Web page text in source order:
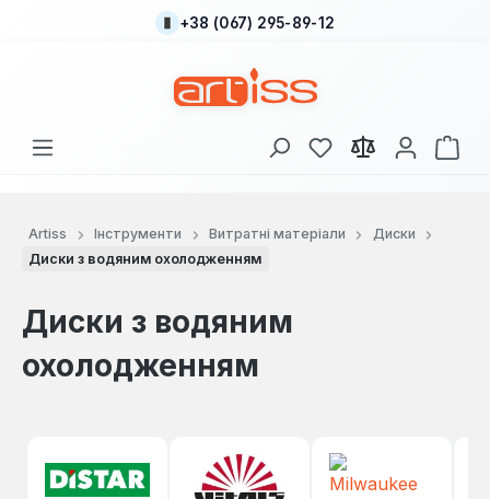
Перейти до основного вмісту
+38 (067) 295-89-12
У вас є 0 у списку
Artiss Інструменти Витратні матеріали
Диски
Диски з водяним охолодженням
Диски з водяним
охолодженням